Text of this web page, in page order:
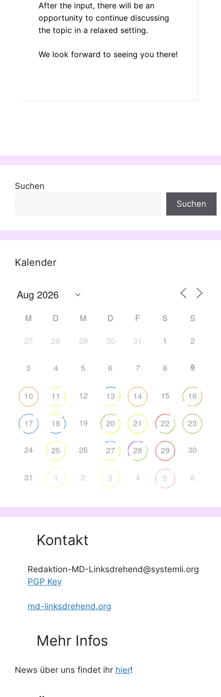
After the input, there will be an
opportunity to continue discussing
the topic in a relaxed setting.
We look forward to seeing you there!
Suchen
Suchen
Kalender
M D M D F S
S
27
28 29 30 31 1 2
3 4 5 6 7 8 9
10 11 12 13 14 15 16
17 18
+
19 20 21 22 23
24 25 26 27 28 29 30
31 1 2 3 4 5 6
Kontakt
Redaktion-MD-Linksdrehend@systemli.org
PGP Key
md-linksdrehend.org
Mehr Infos
News über uns findet ihr hier!